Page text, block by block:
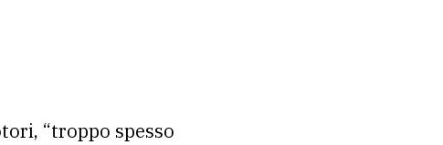
“troppo spesso